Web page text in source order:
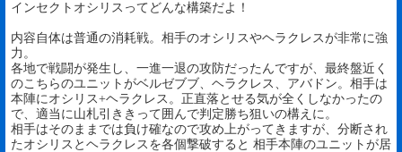
インセクトオシリスってどんな構築だよ！
内容自体は普通の消耗戦。相手のオシリスやヘラクレスが非常に強
力。
各地で戦闘が発生し、一進一退の攻防だったんですが、最終盤近く
のこちらのユニットがベルゼブブ、ヘラクレス、アバドン。相手は
本陣にオシリス+ヘラクレス。正直落とせる気が全くしなかったの
で、適当に山札引ききって囲んで判定勝ち狙いの構えに。
相手はそのままでは負け確なので攻め上がってきますが、分断され
たオシリスとヘラクレスを各個撃破すると 相手本陣のユニットが居